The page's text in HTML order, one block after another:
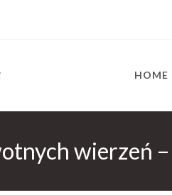
HOME
wierzeń –